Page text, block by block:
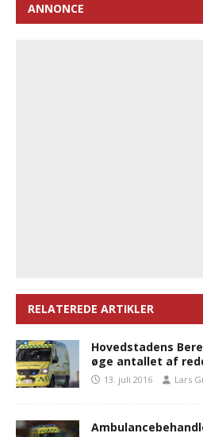
ANNONCE
RELATEREDE ARTIKLER
Hovedstadens
øge antallet af
13. juli 2016 Lars